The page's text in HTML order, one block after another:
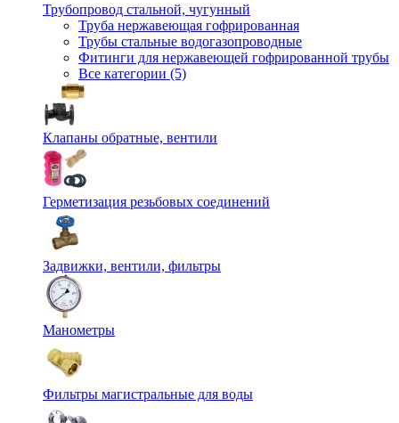
Трубопровод стальной, чугунный
Труба нержавеющая гофрированная
Трубы стальные водогазопроводные
Фитинги для нержавеющей гофрированной трубы
Все категории (5)
Клапаны обратные, вентили
Герметизация резьбовых соединений
Задвижки, вентили, фильтры
Манометры
Фильтры магистральные для воды